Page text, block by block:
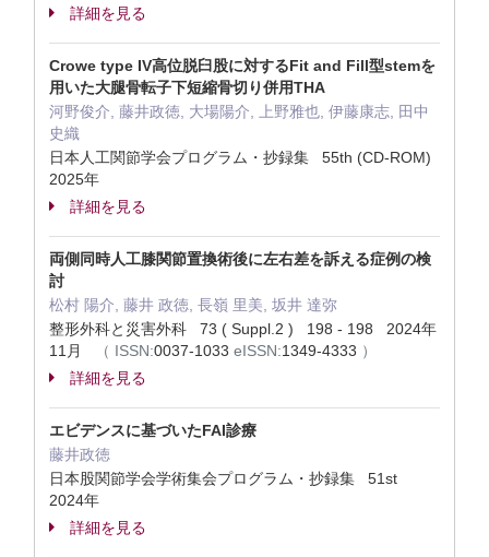
詳細を見る
Crowe type IV高位脱臼股に対するFit and Fill型stemを
用いた大腿骨転子下短縮骨切り併用THA
河野俊介, 藤井政徳, 大場陽介, 上野雅也, 伊藤康志, 田中
史織
日本人工関節学会プログラム・抄録集 55th (CD-ROM)
2025年
詳細を見る
両側同時人工膝関節置換術後に左右差を訴える症例の検
討
松村 陽介, 藤井 政徳, 長嶺 里美, 坂井 達弥
整形外科と災害外科 73 ( Suppl.2 ) 198 - 198 2024年
11月
（ ISSN:0037-1033 eISSN:1349-4333 ）
詳細を見る
エビデンスに基づいたFAI診療
藤井政徳
日本股関節学会学術集会プログラム・抄録集 51st
2024年
詳細を見る